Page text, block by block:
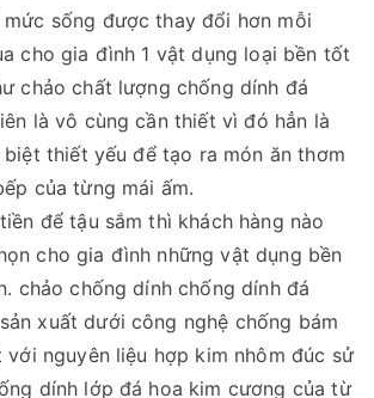
sống được thay đổi hơn mỗi
cho gia đình 1 vật dụng loại bền tốt
chảo chất lượng chống dính đá
là vô cùng cần thiết vì đó hẳn là
thiết yếu để tạo ra món ăn thơm
của từng mái ấm.
để tậu sắm thì khách hàng nào
cho gia đình những vật dụng bền
chảo chống dính chống dính đá
xuất dưới công nghệ chống bám
với nguyên liệu hợp kim nhôm đúc sử
dính lớp đá hoa kim cương của từ